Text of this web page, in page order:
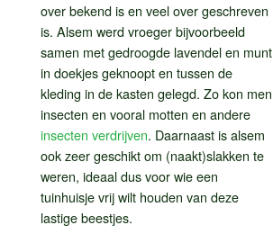
over bekend is en veel over geschreven
is. Alsem werd vroeger bijvoorbeeld
samen met gedroogde lavendel en munt
in doekjes geknoopt en tussen de
kleding in de kasten gelegd. Zo kon men
insecten en vooral motten en andere
insecten verdrijven. Daarnaast is alsem
ook zeer geschikt om (naakt)slakken te
weren, ideaal dus voor wie een
tuinhuisje vrij wilt houden van deze
lastige beestjes.